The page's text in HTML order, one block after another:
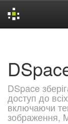
DSpace
доступ до
включаючи
зображення,